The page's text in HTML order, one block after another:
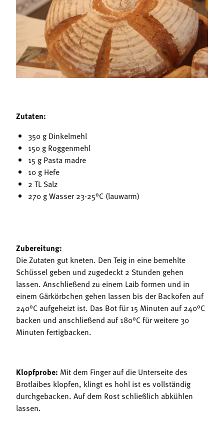
Mitgliedschaft
Landessekretariat
Bäuerliche Buffets
Hofgeschichten
Zutaten:
350 g Dinkelmehl
150 g Roggenmehl
15 g Pasta madre
10 g Hefe
2 TL Salz
270 g Wasser 23-25°C (lauwarm)
Zubereitung:
Die Zutaten gut kneten. Den Teig in eine bemehlte
Schüssel geben und zugedeckt 2 Stunden gehen
lassen. Anschließend zu einem Laib formen und in
einem Gärkörbchen gehen lassen bis der Backofen auf
240°C aufgeheizt ist. Das Bot für 15 Minuten auf 240°C
backen und anschließend auf 180°C für weitere 30
Minuten fertigbacken.
Klopfprobe: Mit dem Finger auf die Unterseite des
Brotlaibes klopfen, klingt es hohl ist es vollständig
durchgebacken. Auf dem Rost schließlich abkühlen
lassen.